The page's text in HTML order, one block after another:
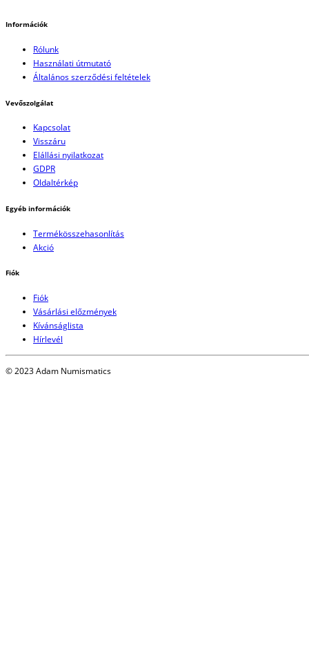
Információk
Rólunk
Használati útmutató
Általános szerződési feltételek
Vevőszolgálat
Kapcsolat
Visszáru
Elállási nyilatkozat
GDPR
Oldaltérkép
Egyéb információk
Termékösszehasonlítás
Akció
Fiók
Fiók
Vásárlási előzmények
Kívánságlista
Hírlevél
© 2023 Adam Numismatics